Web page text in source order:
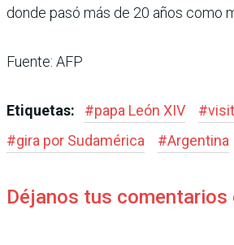
donde pasó más de 20 años como
Fuente: AFP
Etiquetas: #papa León XIV #
#gira por Sudamérica #Argentina
Déjanos tus comentarios